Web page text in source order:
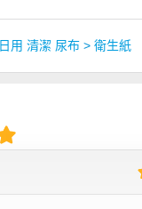
日用 清潔 尿布 > 衛生紙